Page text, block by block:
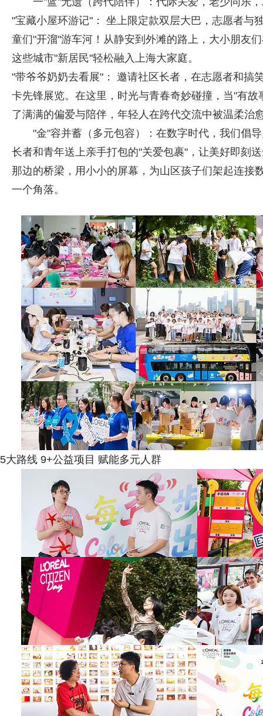
"宝藏小屋环游记"： 坐上限定款双层大巴，志愿者与
童们"开溜"游车河！从静安到外滩的路上，大小朋友
这些城市"新居民"轻松融入上海大家庭。
"带爷爷奶奶去看展"： 邀请社区长者，在志愿者和搞
卡先锋展览。在这里，时光与青春奇妙碰撞，当"有
了满满的偏爱与陪伴，年轻人在跨代交流中被温柔治
"金"容并蓄（多元包容）：在数字时代，我们倡
长者和青年送上亲手打包的"关爱包裹"，让美好即刻
那边的桥梁，用小小的屏幕，为山区孩子们架起连接
一个角落。
5大路线 9+公益项目 赋能多元人群